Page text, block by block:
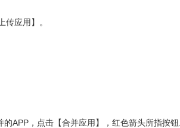
应用】。
APP，点击【合并应用】，红色箭头所指按钮